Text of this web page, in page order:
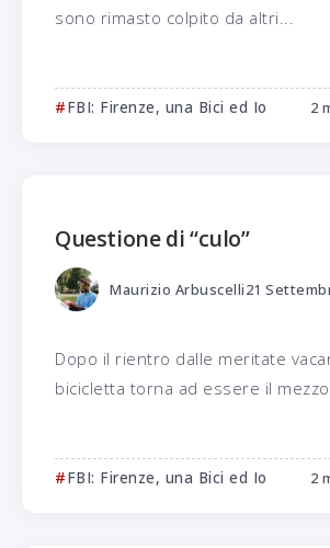
sono rimasto colpito da altri...
FBI: Firenze, una Bici ed Io 2
Questione di “culo”
Maurizio Arbuscelli21
Dopo il rientro dalle meritate
bicicletta torna ad essere il
FBI: Firenze, una Bici ed Io 2